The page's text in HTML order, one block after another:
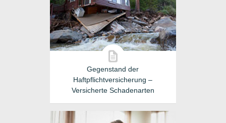
Gegenstand der
Haftpflichtversicherung –
Versicherte Schadenarten